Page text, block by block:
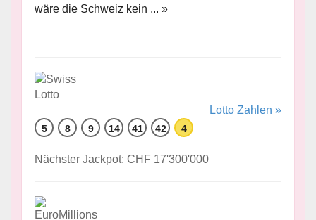
wäre die Schweiz kein ... »
Lotto Zahlen »
5 8 9 14 41 42 4
Nächster Jackpot: CHF 17'300'000